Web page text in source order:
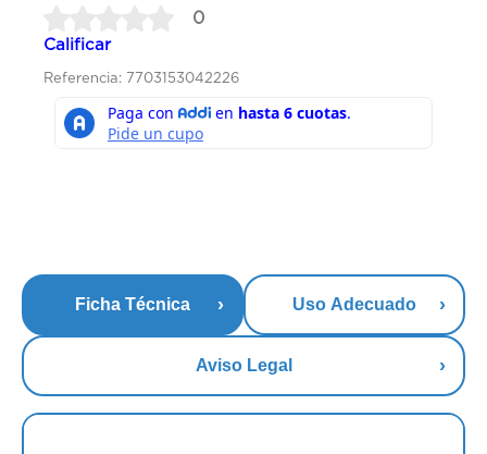
0
Calificar
Referencia: 7703153042226
Ficha Técnica Uso Adecuado
Aviso Legal